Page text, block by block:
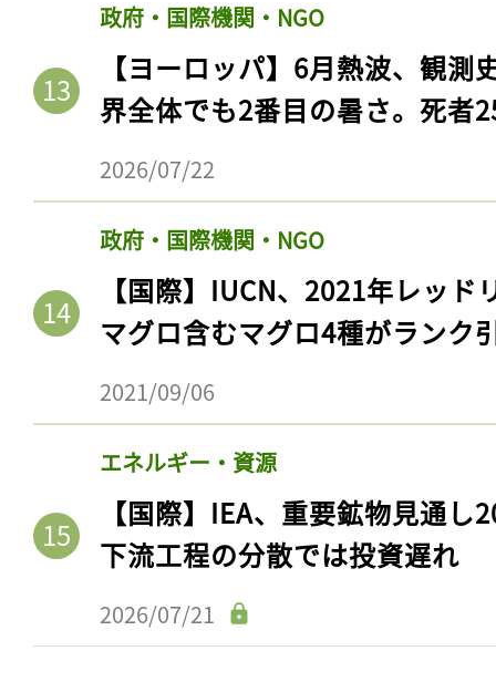
政府・国際機関・NGO
【ヨーロッパ】6月熱波、観
界全体でも2番目の暑さ。死者
2026/07/22
政府・国際機関・NGO
【国際】IUCN、2021年レッ
マグロ含むマグロ4種がランク
2021/09/06
エネルギー・資源
【国際】IEA、重要鉱物見通
下流工程の分散では投資遅れ
2026/07/21